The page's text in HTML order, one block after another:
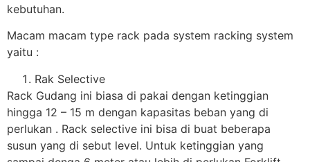
kebutuhan.
Macam macam type rack pada system racking system
yaitu :
Rak Selective
Rack Gudang ini biasa di pakai dengan ketinggian
hingga 12 – 15 m dengan kapasitas beban yang di
perlukan . Rack selective ini bisa di buat beberapa
susun yang di sebut level. Untuk ketinggian yang